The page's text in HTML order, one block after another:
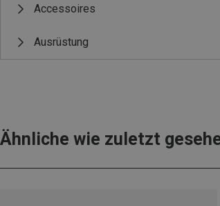
Accessoires
Ausrüstung
Ähnliche wie zuletzt